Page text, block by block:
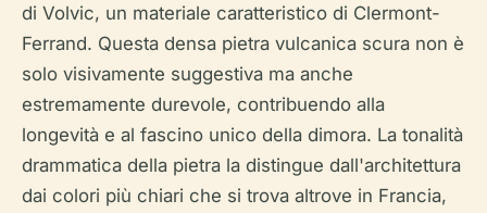
di Volvic, un materiale caratteristico di Clermont-
Ferrand. Questa densa pietra vulcanica scura non è
solo visivamente suggestiva ma anche
estremamente durevole, contribuendo alla
longevità e al fascino unico della dimora. La tonalità
drammatica della pietra la distingue dall'architettura
dai colori più chiari che si trova altrove in Francia,